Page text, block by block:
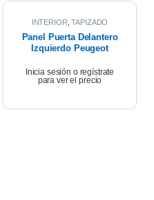
INTERIOR ,TAPIZADO
Panel Puerta Delantero
Izquierdo Peugeot
Inicia sesión o regístrate
para ver el precio